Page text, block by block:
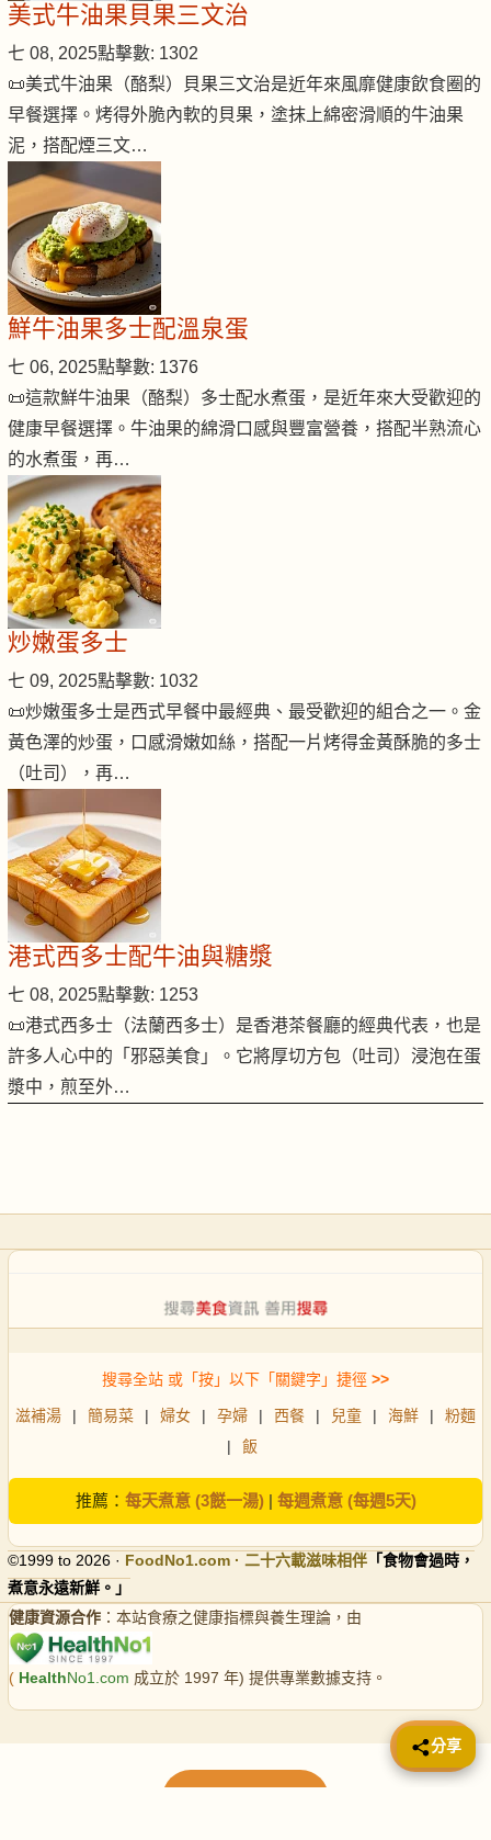
美式牛油果貝果三文治
七 08, 2025點擊數: 1302
📜美式牛油果（酪梨）貝果三文治是近年來風靡健康飲食圈的
早餐選擇。烤得外脆內軟的貝果，塗抹上綿密滑順的牛油果
泥，搭配煙三文…
鮮牛油果多士配溫泉蛋
七 06, 2025點擊數: 1376
📜這款鮮牛油果（酪梨）多士配水煮蛋，是近年來大受歡迎的
健康早餐選擇。牛油果的綿滑口感與豐富營養，搭配半熟流心
的水煮蛋，再…
炒嫩蛋多士
七 09, 2025點擊數: 1032
📜炒嫩蛋多士是西式早餐中最經典、最受歡迎的組合之一。金
黃色澤的炒蛋，口感滑嫩如絲，搭配一片烤得金黃酥脆的多士
（吐司），再…
港式西多士配牛油與糖漿
七 08, 2025點擊數: 1253
📜港式西多士（法蘭西多士）是香港茶餐廳的經典代表，也是
許多人心中的「邪惡美食」。它將厚切方包（吐司）浸泡在蛋
漿中，煎至外…
搜尋全站 或「按」以下「關鍵字」捷徑 >>
滋補湯 | 簡易菜 | 婦女 | 孕婦 | 西餐 | 兒童 | 海鮮 |
粉麵
|
飯
推薦： 每天煮意 (3餸一湯)| 每週煮意 (每週5天)
©1999 to 2026 · FoodNo1.com · 二十六載滋味相伴 「食物會過時，
煮意永遠新鮮。」
健康資源合作 ：本站食療之健康指標與養生理論，由
( HealthNo1.com 成立於 1997 年) 提供專業數據支持。
📤 分享
分享